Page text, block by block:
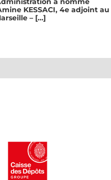
KESSACI, 4e adjoint au
– […]